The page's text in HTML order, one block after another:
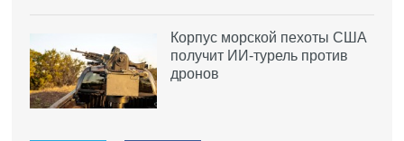
Корпус морской пехоты США
получит ИИ-турель против
дронов